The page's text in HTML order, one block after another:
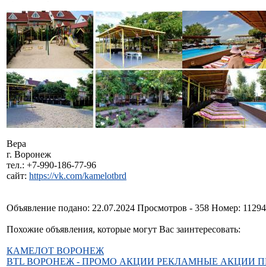
Вера
г. Воронеж
тел.: +7-990-186-77-96
сайт: https://vk.com/kamelotbrd
Объявление подано: 22.07.2024 Просмотров - 358 Номер:
Похожие объявления, которые могут Вас заинтересовать:
КАМЕЛОТ ВОРОНЕЖ
BTL ВОРОНЕЖ - ПРОМО АКЦИИ РЕКЛАМНЫЕ АКЦИИ